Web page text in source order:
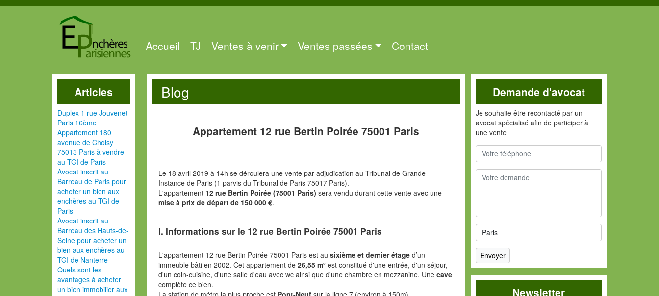
Accueil TJ Ventes à venir Ventes passées Contact
Articles
Duplex 1 rue Jouvenet
Paris 16ème
Appartement 180
avenue de Choisy
75013 Paris à vendre
au TGI de Paris
Avocat inscrit au
Barreau de Paris pour
acheter un bien aux
enchères au TGI de
Paris
Avocat inscrit au
Barreau des Hauts-de-
Seine pour acheter un
bien aux enchères au
TGI de Nanterre
Quels sont les
avantages à acheter
un bien immobilier aux
Blog
Appartement 12 rue Bertin Poirée 75001 Paris
Le 18 avril 2019 à 14h se déroulera une vente par adjudication au Tribunal de Grande
Instance de Paris (1 parvis du Tribunal de Paris 75017 Paris).
L'appartement 12 rue Bertin Poirée (75001 Paris)sera vendu durant cette vente avec une
mise à prix de départ de 150 000 €.
I. Informations sur le 12 rue Bertin Poirée 75001 Paris
L'appartement 12 rue Bertin Poirée 75001 Paris est ausixième et dernier étaged’un
immeuble bâti en 2002. Cet appartement de26,55 m²est constitué d'une entrée, d'un séjour,
d'un coin-cuisine, d'une salle d'eau avec wc ainsi que d'une chambre en mezzanine. Unecave
complète ce bien.
La station de métro la plus proche est Pont-Neuf sur la ligne 7 (environ à 150m).
Demande d'avocat
Je souhaite être recontacté par un
avocat spécialisé afin de participer à
une vente
Newsletter